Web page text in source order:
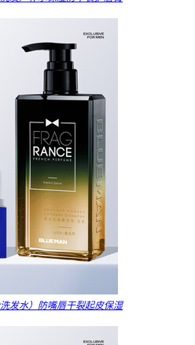
发水）防嘴唇干裂起皮保湿